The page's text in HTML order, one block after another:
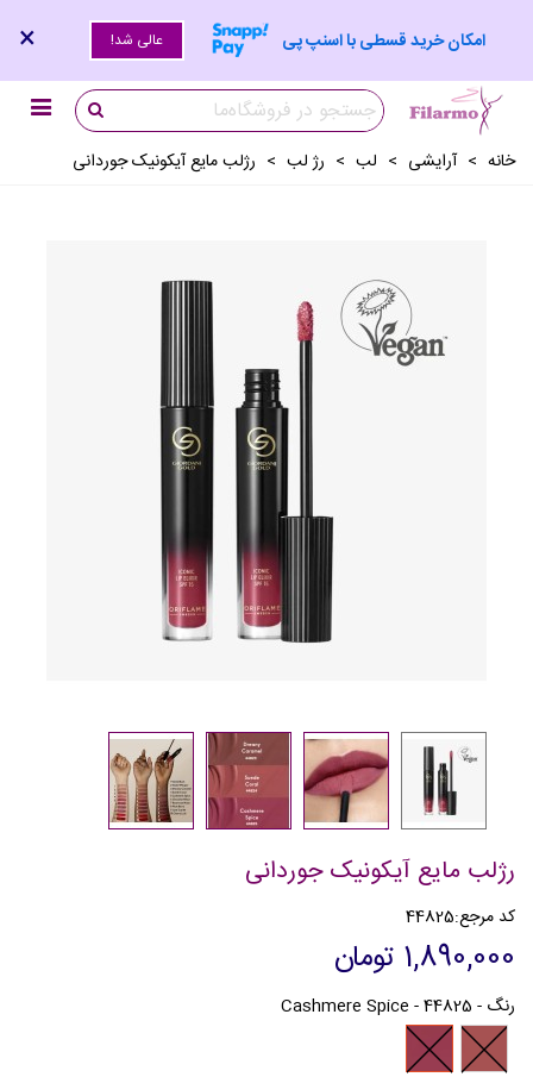
امکان خرید قسطی با اسنپ پی عالی شد! ×
خانه > آرايشی > لب > رژ لب > رژلب مایع آیکونیک جوردانی
رژلب مایع آیکونیک جوردانی
کد مرجع:44825
1,890,000 تومان
رنگ -
44825 - Cashmere Spice
44824
-
44825
-